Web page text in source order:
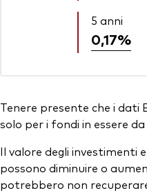
5 anni
0,17%
Tenere presente che i dati
solo per i fondi in essere
Il valore degli investimenti
possono diminuire o
potrebbero non